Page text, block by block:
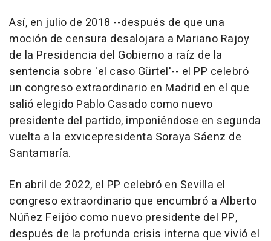
Así, en julio de 2018 --después de que una
moción de censura desalojara a Mariano Rajoy
de la Presidencia del Gobierno a raíz de la
sentencia sobre 'el caso Gürtel'-- el PP celebró
un congreso extraordinario en Madrid en el que
salió elegido Pablo Casado como nuevo
presidente del partido, imponiéndose en segunda
vuelta a la exvicepresidenta Soraya Sáenz de
Santamaría.
En abril de 2022, el PP celebró en Sevilla el
congreso extraordinario que encumbró a Alberto
Núñez Feijóo como nuevo presidente del PP,
después de la profunda crisis interna que vivió el